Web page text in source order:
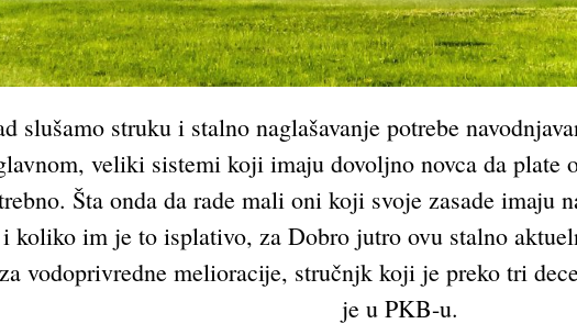
slušamo struku i stalno naglašavanje potrebe
veliki sistemi koji imaju dovoljno novca da plate
Šta onda da rade mali oni koji svoje zasade
i koliko im je to isplativo, za Dobro jutro ovu stalno
vodoprivredne melioracije, stručnjk koji je preko tri
je u PKB-u.